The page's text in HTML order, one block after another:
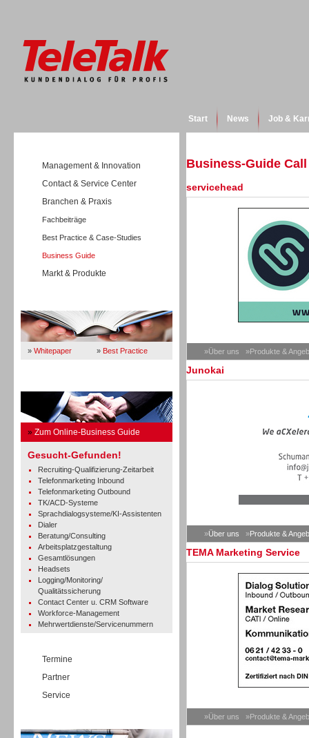
Start News Job &
Management & Innovation
Contact & Service Center
Branchen & Praxis
Fachbeiträge
Best Practice & Case-Studies
Business Guide
Markt & Produkte
» Whitepaper » Best Practice
» Zum Online-Business Guide
Gesucht-Gefunden!
Recruiting-Qualifizierung-Zeitarbeit
Telefonmarketing Inbound
Telefonmarketing Outbound
TK/ACD-Systeme
Sprachdialogsysteme/KI-Assistenten
Dialer
Beratung/Consulting
Arbeitsplatzgestaltung
Gesamtlösungen
Headsets
Logging/Monitoring/
Qualitätssicherung
Contact Center u. CRM Software
Workforce-Management
Mehrwertdienste/Servicenummern
Termine
Partner
Service
Business-Guide
servicehead
»Über uns »Produkte &
Junokai
»Über uns »Produkte &
TEMA Marketing Service
»Über uns »Produkte &